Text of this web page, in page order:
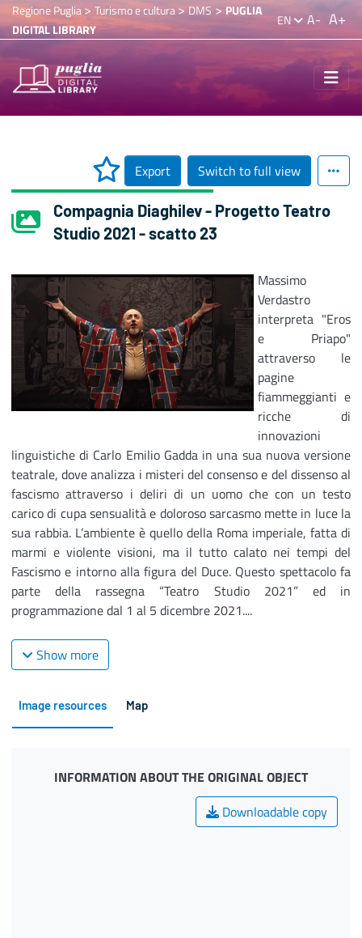
Regione Puglia> Turismo e cultura>DMS > PUGLIA
DIGITAL LIBRARY
EN A- A+
Export Switch to full view
Compagnia Diaghilev - Progetto Teatro
Studio 2021 - scatto 23
Massimo
Verdastro
interpreta "Eros
e Priapo"
attraverso le
pagine
fiammeggianti e
ricche di
innovazioni
linguistiche di Carlo Emilio Gadda in una sua nuova versione
teatrale, dove analizza i misteri del consenso e del dissenso al
fascismo attraverso i deliri di un uomo che con un testo
carico di cupa sensualità e doloroso sarcasmo mette in luce la
sua rabbia. L’ambiente è quello della Roma imperiale, fatta di
marmi e violente visioni, ma il tutto calato nei tempi del
Fascismo e intorno alla figura del Duce. Questo spettacolo fa
parte della rassegna “Teatro Studio 2021” ed in
programmazione dal 1 al 5 dicembre 2021....
Show more
Image resources Map
INFORMATION ABOUT THE ORIGINAL OBJECT
Downloadable copy